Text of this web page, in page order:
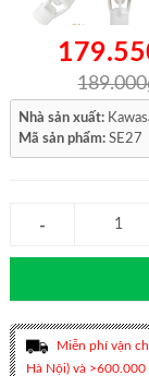
Nhà sản xuất:
Mã sản phẩm: SE27
Miễn phí vận
Hà Nội) và